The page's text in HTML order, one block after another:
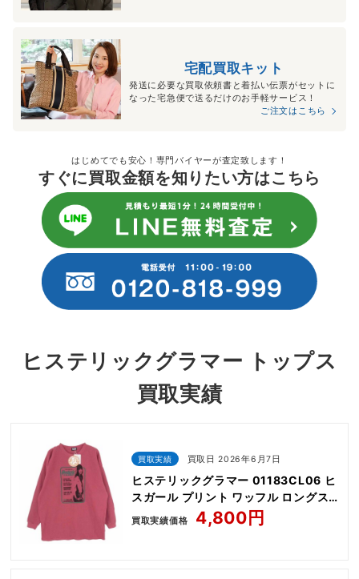
宅配買取キット
発送に必要な買取依頼書と着払い伝票がセットに
なった宅急便で送るだけのお手軽サービス！
ご注文はこちら
はじめてでも安心！専門バイヤーが査定致します！
すぐに買取金額を知りたい方はこちら
ヒステリックグラマー トップス
買取実績
買取実績 買取日 2026年6月7日
ヒステリックグラマー 01183CL06 ヒ
スガール プリント ワッフル ロングス
リーブ 長袖 カットソー
買取実績価格 4,800円